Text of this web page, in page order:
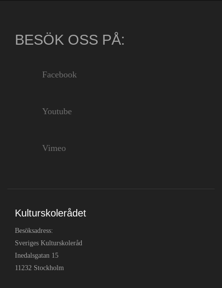
BESÖK OSS PÅ:
Facebook
Youtube
Vimeo
Kulturskolerådet
Besöksadress:
Sveriges Kulturskoleråd
Inedalsgatan 15
11232 Stockholm